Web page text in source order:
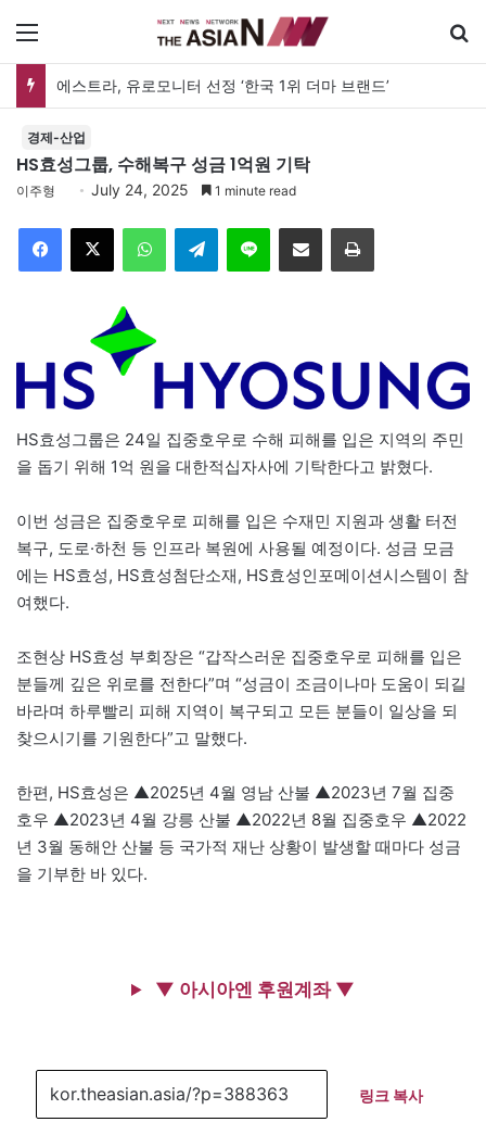
메뉴
에스트라, 유로모니터 선정 ‘한국 1위 더마 브랜드’
경제-산업
HS효성그룹, 수해복구 성금 1억원 기탁
이주형 July 24, 2025 1 minute read
Facebook
X WhatsAppTelegramLine 이메일 인쇄
HS효성그룹은 24일 집중호우로 수해 피해를 입은 지역의 주민
을 돕기 위해 1억 원을 대한적십자사에 기탁한다고 밝혔다.
이번 성금은 집중호우로 피해를 입은 수재민 지원과 생활 터전
복구, 도로·하천 등 인프라 복원에 사용될 예정이다. 성금 모금
에는 HS효성, HS효성첨단소재, HS효성인포메이션시스템이 참
여했다.
조현상 HS효성 부회장은 “갑작스러운 집중호우로 피해를 입은
분들께 깊은 위로를 전한다”며 “성금이 조금이나마 도움이 되길
바라며 하루빨리 피해 지역이 복구되고 모든 분들이 일상을 되
찾으시기를 기원한다”고 말했다.
한편, HS효성은 ▲2025년 4월 영남 산불 ▲2023년 7월 집중
호우 ▲2023년 4월 강릉 산불 ▲2022년 8월 집중호우 ▲2022
년 3월 동해안 산불 등 국가적 재난 상황이 발생할 때마다 성금
을 기부한 바 있다.
▼ 아시아엔 후원계좌 ▼
링크 복사